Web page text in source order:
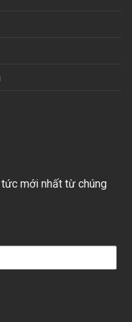
mới nhất từ chúng